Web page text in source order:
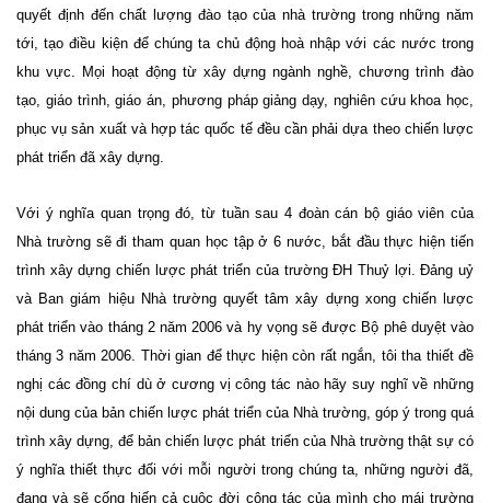
quyết định đến chất lượng đào tạo của nhà trường trong những năm
tới, tạo điều kiện để chúng ta chủ động hoà nhập với các nước trong
khu vực. Mọi hoạt động từ xây dựng ngành nghề, chương trình đào
tạo, giáo trình, giáo án, phương pháp giảng dạy, nghiên cứu khoa học,
phục vụ sản xuất và hợp tác quốc tế đều cần phải dựa theo chiến lược
phát triển đã xây dựng.
Với ý nghĩa quan trọng đó, từ tuần sau 4 đoàn cán bộ giáo viên của
Nhà trường sẽ đi tham quan học tập ở 6 nước, bắt đầu thực hiện tiến
trình xây dựng chiến lược phát triển của trường ĐH Thuỷ lợi. Đảng uỷ
và Ban giám hiệu Nhà trường quyết tâm xây dựng xong chiến lược
phát triển vào tháng 2 năm 2006 và hy vọng sẽ được Bộ phê duyệt vào
tháng 3 năm 2006. Thời gian để thực hiện còn rất ngắn, tôi tha thiết đề
nghị các đồng chí dù ở cương vị công tác nào hãy suy nghĩ về những
nội dung của bản chiến lược phát triển của Nhà trường, góp ý trong quá
trình xây dựng, để bản chiến lược phát triển của Nhà trường thật sự có
ý nghĩa thiết thực đối với mỗi người trong chúng ta, những người đã,
đang và sẽ cống hiến cả cuộc đời công tác của mình cho mái trường